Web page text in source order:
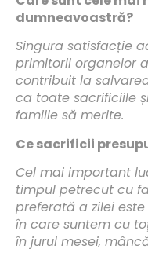
dumneavoastră?
Singura satisfacție
primitorii organelor
contribuit la
ca toate sacrificiile
familie să merite.
Ce sacrificii
Cel mai important
timpul petrecut cu
preferată a zilei
în care suntem cu
în jurul mesei,